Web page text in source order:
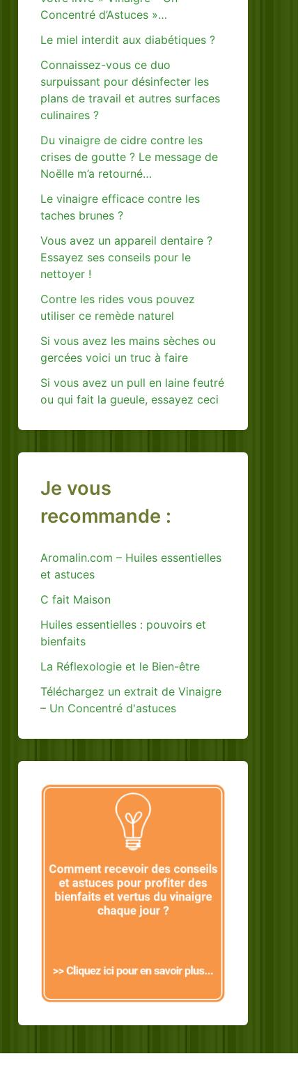
Concentré d’Astuces »…
Le miel interdit aux diabétiques ?
Connaissez-vous ce duo
surpuissant pour désinfecter les
plans de travail et autres surfaces
culinaires ?
Du vinaigre de cidre contre les
crises de goutte ? Le message de
Noëlle m’a retourné…
Le vinaigre efficace contre les
taches brunes ?
Vous avez un appareil dentaire ?
Essayez ses conseils pour le
nettoyer !
Contre les rides vous pouvez
utiliser ce remède naturel
Si vous avez les mains sèches ou
gercées voici un truc à faire
Si vous avez un pull en laine feutré
ou qui fait la gueule, essayez ceci
Je vous
recommande :
Aromalin.com – Huiles essentielles
et astuces
C fait Maison
Huiles essentielles : pouvoirs et
bienfaits
La Réflexologie et le Bien-être
Téléchargez un extrait de Vinaigre
– Un Concentré d'astuces